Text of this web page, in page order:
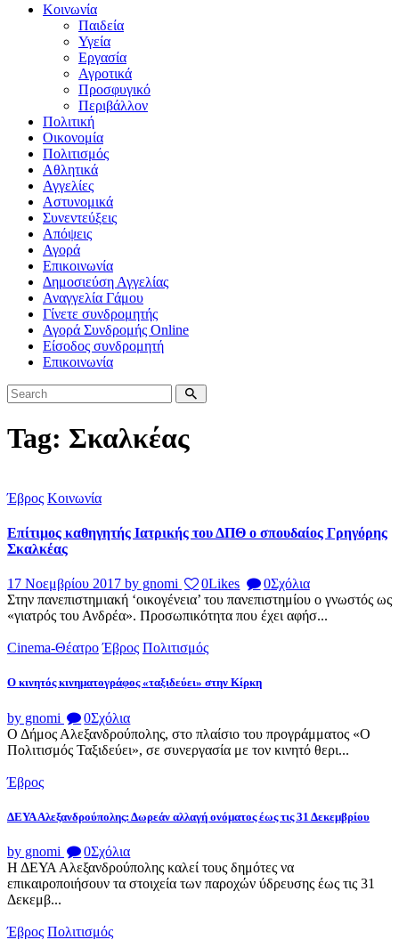
Κοινωνία
Παιδεία
Υγεία
Εργασία
Αγροτικά
Προσφυγικό
Περιβάλλον
Πολιτική
Οικονομία
Πολιτισμός
Αθλητικά
Αγγελίες
Αστυνομικά
Συνεντεύξεις
Απόψεις
Αγορά
Επικοινωνία
Δημοσιεύση Αγγελίας
Αναγγελία Γάμου
Γίνετε συνδρομητής
Αγορά Συνδρομής Online
Είσοδος συνδρομητή
Επικοινωνία
Tag: Σκαλκέας
Έβρος Κοινωνία
Επίτιμος καθηγητής Ιατρικής του ΔΠΘ ο σπουδαίος Γρηγόρης
Σκαλκέας
17 Νοεμβρίου 2017 by gnomi 0Likes 0Σχόλια
Στην πανεπιστημιακή ‘οικογένεια’ του πανεπιστημίου ο γνωστός ως
«γιατρός του Ανδρέα». Προσωπικότητα που έχει αφήσ...
Cinema-Θέατρο Έβρος Πολιτισμός
Ο κινητός κινηματογράφος «ταξιδεύει» στην Κίρκη
by gnomi 0Σχόλια
Ο Δήμος Αλεξανδρούπολης, στο πλαίσιο του προγράμματος «Ο
Πολιτισμός Ταξιδεύει», σε συνεργασία με τον κινητό θερι...
Έβρος
ΔΕΥΑ Αλεξανδρούπολης: Δωρεάν αλλαγή ονόματος έως τις 31 Δεκεμβρίου
by gnomi 0Σχόλια
Η ΔΕΥΑ Αλεξανδρούπολης καλεί τους δημότες να
επικαιροποιήσουν τα στοιχεία των παροχών ύδρευσης έως τις 31
Δεκεμβ...
Έβρος Πολιτισμός